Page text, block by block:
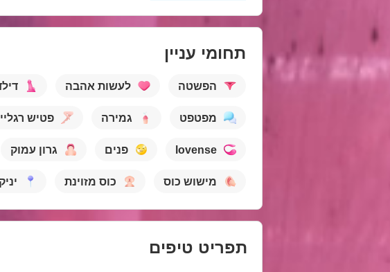
תחומי עניין
הפשטה לעשות אהבה
מפטפט גמירה פטיש
lovense פנים גרון עמוק
מישוש כוס כוס מזוינת
תפריט טיפים